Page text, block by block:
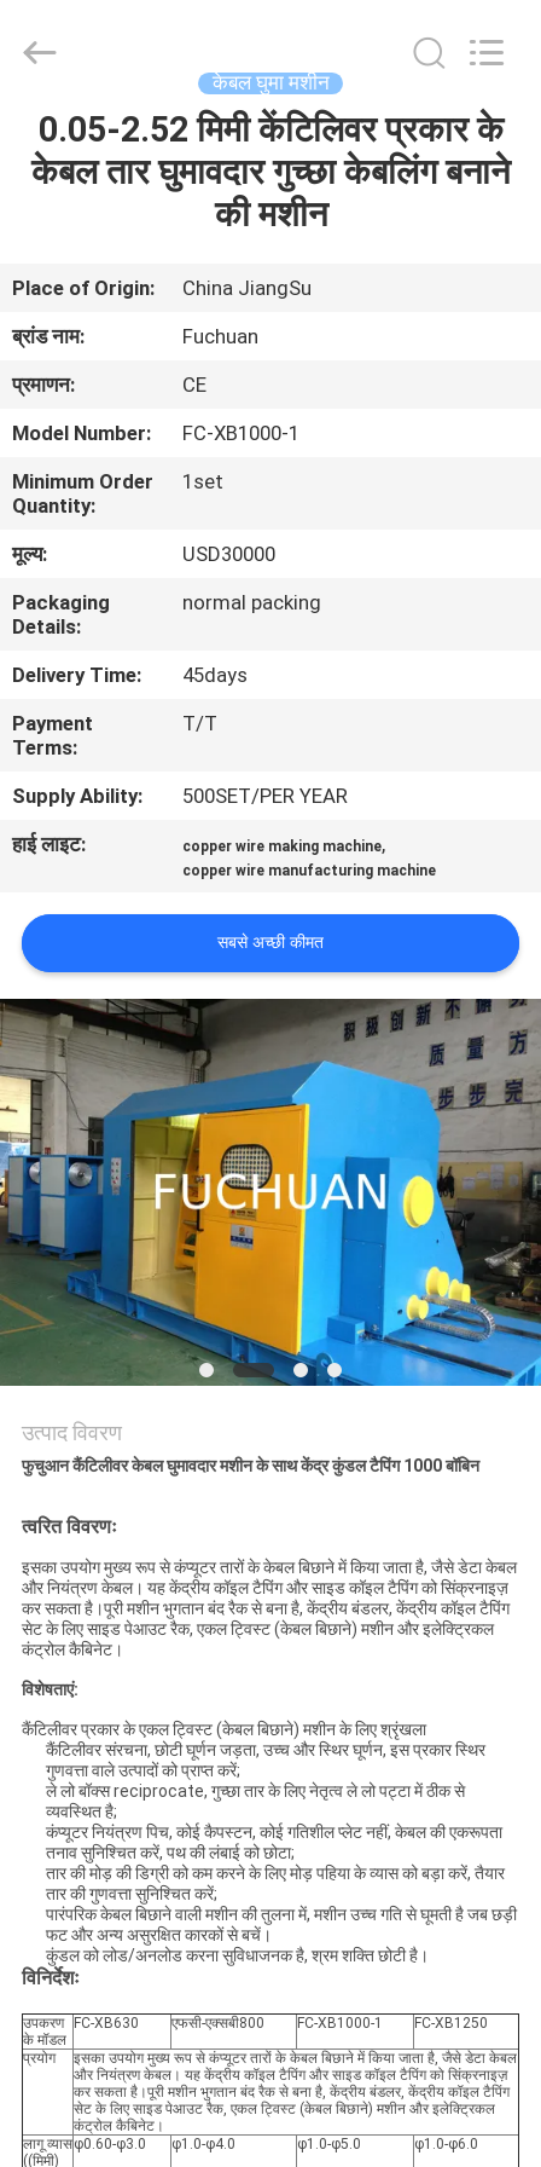
वीडियो
शो
हमारे
बारे
में
कारखाने
का
दौरा
गुणवत्ता
नियंत्रण
हमसे
संपर्क
करें
समाचार
मामले
साइटमैप
PRIVACY
POLICY
and
Mechanical
Reserved.
केबल घुमा मशीन
0.05-2.52 मिमी केंटिलिवर प्रकार के
केबल तार घुमावदार गुच्छा केबलिंग बनाने
की मशीन
Place of Origin:
China JiangSu
ब्रांड नाम:
Fuchuan
प्रमाणन:
CE
Model Number:
FC-XB1000-1
Minimum Order
Quantity:
1set
मूल्य:
USD30000
Packaging
Details:
normal packing
Delivery Time:
45days
Payment
Terms:
T/T
Supply Ability:
500SET/PER YEAR
हाई लाइट:
copper wire making machine,
copper wire manufacturing machine
सबसे अच्छी कीमत
उत्पाद विवरण
फुचुआन कैंटिलीवर केबल घुमावदार मशीन के साथ केंद्र कुंडल टैपिंग 1000 बॉबिन
त्वरित विवरणः
इसका उपयोग मुख्य रूप से कंप्यूटर तारों के केबल बिछाने में किया जाता है, जैसे डेटा केबल
और नियंत्रण केबल। यह केंद्रीय कॉइल टैपिंग और साइड कॉइल टैपिंग को सिंक्रनाइज़
कर सकता है।पूरी मशीन भुगतान बंद रैक से बना है, केंद्रीय बंडलर, केंद्रीय कॉइल टैपिंग
सेट के लिए साइड पेआउट रैक, एकल ट्विस्ट (केबल बिछाने) मशीन और इलेक्ट्रिकल
कंट्रोल कैबिनेट।
विशेषताएं:
कैंटिलीवर प्रकार के एकल ट्विस्ट (केबल बिछाने) मशीन के लिए श्रृंखला
कैंटिलीवर संरचना, छोटी घूर्णन जड़ता, उच्च और स्थिर घूर्णन, इस प्रकार स्थिर
गुणवत्ता वाले उत्पादों को प्राप्त करें;
ले लो बॉक्स reciprocate, गुच्छा तार के लिए नेतृत्व ले लो पट्टा में ठीक से
व्यवस्थित है;
कंप्यूटर नियंत्रण पिच, कोई कैपस्टन, कोई गतिशील प्लेट नहीं, केबल की एकरूपता
तनाव सुनिश्चित करें, पथ की लंबाई को छोटा;
तार की मोड़ की डिग्री को कम करने के लिए मोड़ पहिया के व्यास को बड़ा करें, तैयार
तार की गुणवत्ता सुनिश्चित करें;
पारंपरिक केबल बिछाने वाली मशीन की तुलना में, मशीन उच्च गति से घूमती है जब छड़ी
फट और अन्य असुरक्षित कारकों से बचें।
कुंडल को लोड/अनलोड करना सुविधाजनक है, श्रम शक्ति छोटी है।
विनिर्देशः
उपकरण
के मॉडल
FC-XB630 एफसी-एक्सबी800 FC-XB1000-1 FC-XB1250
प्रयोग
इसका उपयोग मुख्य रूप से कंप्यूटर तारों के केबल बिछाने में किया जाता है, जैसे डेटा केबल
और नियंत्रण केबल। यह केंद्रीय कॉइल टैपिंग और साइड कॉइल टैपिंग को सिंक्रनाइज़
कर सकता है।पूरी मशीन भुगतान बंद रैक से बना है, केंद्रीय बंडलर, केंद्रीय कॉइल टैपिंग
सेट के लिए साइड पेआउट रैक, एकल ट्विस्ट (केबल बिछाने) मशीन और इलेक्ट्रिकल
कंट्रोल कैबिनेट।
लागू व्यास
((मिमी)
φ0.60-φ3.0 φ1.0-φ4.0 φ1.0-φ5.0 φ1.0-φ6.0